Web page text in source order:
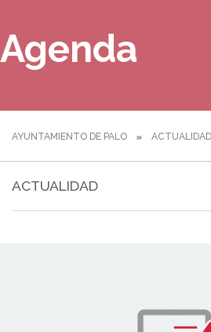
Agenda
AYUNTAMIENTO DE PALO ACTUALIDAD
ACTUALIDAD